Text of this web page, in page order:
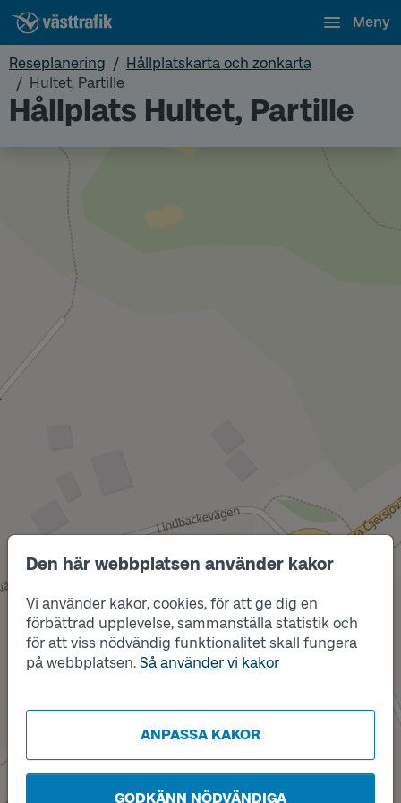
Den här webbplatsen använder kakor
Vi använder kakor, cookies, för att ge dig en
förbättrad upplevelse, sammanställa statistik och
för att viss nödvändig funktionalitet skall fungera
på webbplatsen. Så använder vi kakor
ANPASSA KAKOR
GODKÄNN NÖDVÄNDIGA
Meny
Reseplanering
Hållplatskarta och zonkarta
Hultet, Partille
Hållplats Hultet, Partille
A
Läge
B